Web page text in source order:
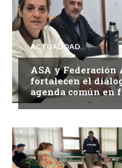
ACTUALIDAD
ASA y
fortalecen el
agenda común en